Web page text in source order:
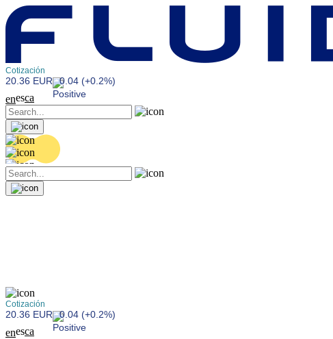
Cotización
20.36 EUR 0.04 (+0.2%)
enesca
Cotización
20.36 EUR 0.04 (+0.2%)
enesca